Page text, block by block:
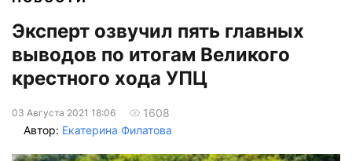
Эксперт озвучил пять главных
выводов по итогам Великого
крестного хода УПЦ
03 Августа 2021 18:06
1608
Автор: Екатерина Филатова